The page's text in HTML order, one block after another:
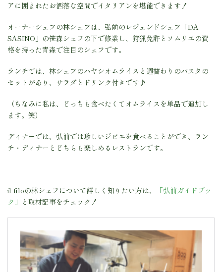
アに囲まれたお洒落な空間でイタリアンを堪能できます！
オーナーシェフの林シェフは、弘前のレジェンドシェフ「DA
SASINO」の笹森シェフの下で修業し、狩猟免許とソムリエの資
格を持った青森で注目のシェフです。
ランチでは、林シェフのハヤシオムライスと週替わりのパスタの
セットがあり、サラダとドリンク付きです♪
（ちなみに私は、どっちも食べたくてオムライスを単品で追加し
ます。笑）
ディナーでは、弘前では珍しいジビエを食べることができ、ラン
チ・ディナーとどちらも楽しめるレストランです。
il filoの林シェフについて詳しく知りたい方は、
「弘前ガイドブッ
ク」 と取材記事をチェック！